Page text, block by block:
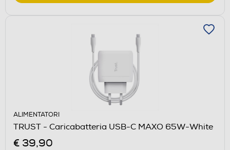
ALIMENTATORI
TRUST - Caricabatteria USB-C MAXO 65W-White
€ 39,90